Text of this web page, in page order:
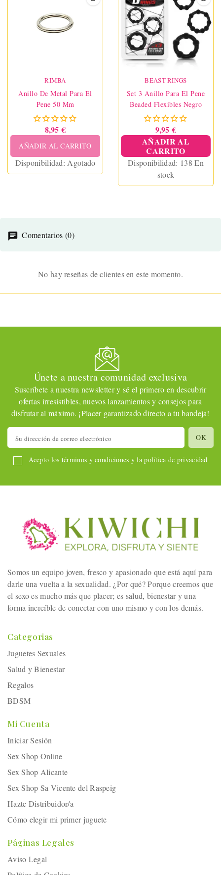
RIMBA
Anillo De Metal Para El
Pene 50 Mm
8,95 €
AÑADIR AL CARRITO
Disponibilidad: Agotado
BEAST RINGS
Set 3 Anillo Para El Pene
Beaded Flexibles Negro
9,95 €
AÑADIR AL
CARRITO
Disponibilidad: 138 En
stock
Comentarios (0)
No hay reseñas de clientes en este momento.
Únete a nuestra comunidad exclusiva
Suscríbete a nuestra newsletter y sé el primero en descubrir
ofertas irresistibles, nuevos lanzamientos y consejos para
disfrutar al máximo. ¡Placer garantizado directo a tu bandeja!
Acepto los términos y condiciones y la política de privacidad
Somos un equipo joven, fresco y apasionado que está aquí para
darle una vuelta a la sexualidad. ¿Por qué? Porque creemos que
el sexo es mucho más que placer; es salud, bienestar y una
forma increíble de conectar con uno mismo y con los demás.
Categorias
Juguetes Sexuales
Salud y Bienestar
Regalos
BDSM
Mi Cuenta
Iniciar Sesión
Sex Shop Online
Sex Shop Alicante
Sex Shop Sa Vicente del Raspeig
Hazte Distribuidor/a
Cómo elegir mi primer juguete
Páginas Legales
Aviso Legal